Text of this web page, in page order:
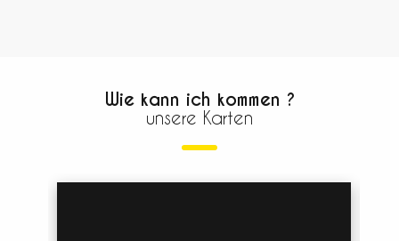
Wie kann ich kommen ?
unsere Karten